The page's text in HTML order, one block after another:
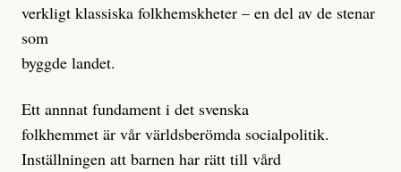
verkligt klassiska folkhemskheter – en del av de stenar
som
byggde landet.
Ett annnat fundament i det svenska
folkhemmet är vår världsberömda socialpolitik.
Inställningen att barnen har rätt till vård